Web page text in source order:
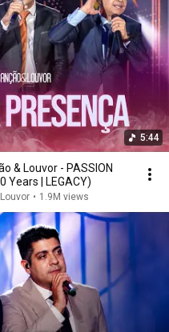
5:44
& Louvor - PASSION
Years | LEGACY)
• 1.9M views